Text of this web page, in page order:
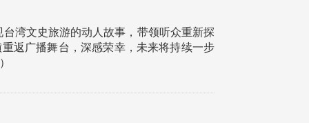
湾文史旅游的动人故事，带领听众重新探
返广播舞台，深感荣幸，未来将持续一步
）